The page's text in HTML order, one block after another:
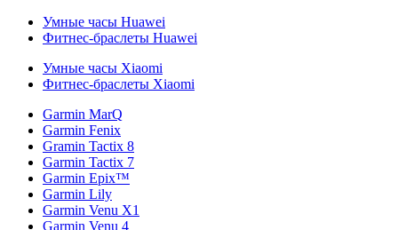
Умные часы Huawei
Фитнес-браслеты Huawei
Умные часы Xiaomi
Фитнес-браслеты Xiaomi
Garmin MarQ
Garmin Fenix
Gramin Tactix 8
Garmin Tactix 7
Garmin Epix™
Garmin Lily
Garmin Venu X1
Garmin Venu 4